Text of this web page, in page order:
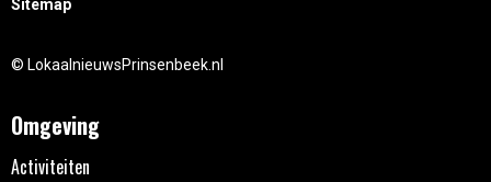
Sitemap
© LokaalnieuwsPrinsenbeek.nl
Omgeving
Activiteiten